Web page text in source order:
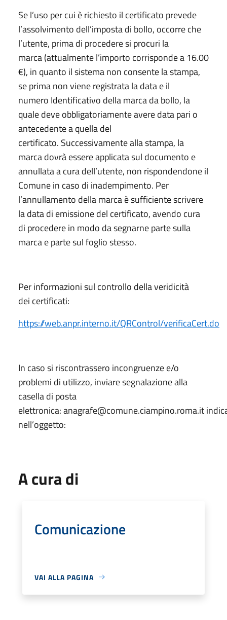
Se l’uso per cui è richiesto il certificato prevede
l’assolvimento dell’imposta di bollo, occorre che
l’utente, prima di procedere si procuri la
marca (attualmente l’importo corrisponde a 16.00
€), in quanto il sistema non consente la stampa,
se prima non viene registrata la data e il
numero Identificativo della marca da bollo, la
quale deve obbligatoriamente avere data pari o
antecedente a quella del
certificato. Successivamente alla stampa, la
marca dovrà essere applicata sul documento e
annullata a cura dell’utente, non rispondendone il
Comune in caso di inadempimento. Per
l’annullamento della marca è sufficiente scrivere
la data di emissione del certificato, avendo cura
di procedere in modo da segnarne parte sulla
marca e parte sul foglio stesso.
Per informazioni sul controllo della veridicità
dei certificati:
https://web.anpr.interno.it/QRControl/verificaCert.do
In caso si riscontrassero incongruenze e/o
problemi di utilizzo, inviare segnalazione alla
casella di posta
elettronica: anagrafe@comune.ciampino.roma.it
nell’oggetto:
A cura di
Comunicazione
VAI ALLA PAGINA